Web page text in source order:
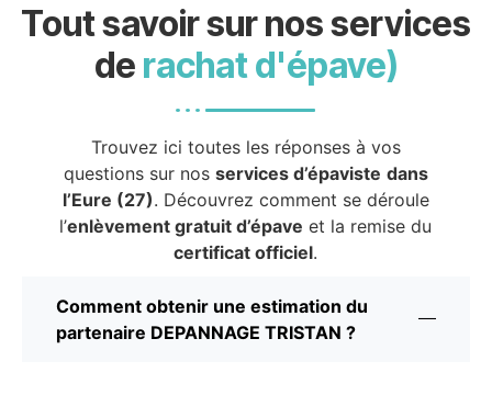
Tout savoir sur nos services
de rachat d'épave)
Trouvez ici toutes les réponses à vos
questions sur nos services d’épaviste dans
l’Eure (27). Découvrez comment se déroule
l’enlèvement gratuit d’épave et la remise du
certificat officiel.
Comment obtenir une estimation du
partenaire DEPANNAGE TRISTAN ?